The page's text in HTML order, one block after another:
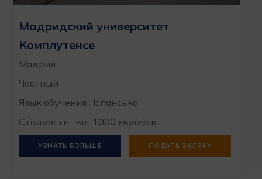
Мадридский университет
Комплутенсе
Мадрид
Частный
Язык обучения : Іспанська
Стоимость : від 1000 євро/рік
УЗНАТЬ БОЛЬШЕ ПОДАТЬ ЗАЯВКУ